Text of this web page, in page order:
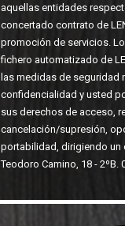
aquellas entidades
concertado contrato de
promoción de servicios.
fichero automatizado de
las medidas de seguridad
confidencialidad y usted
sus derechos de acceso,
cancelación/supresión,
portabilidad, dirigiendo un
Teodoro Camino, 18 - 2ºB.